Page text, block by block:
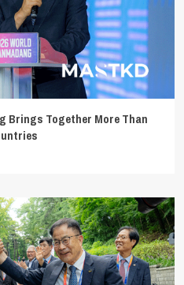
Brings Together More Than